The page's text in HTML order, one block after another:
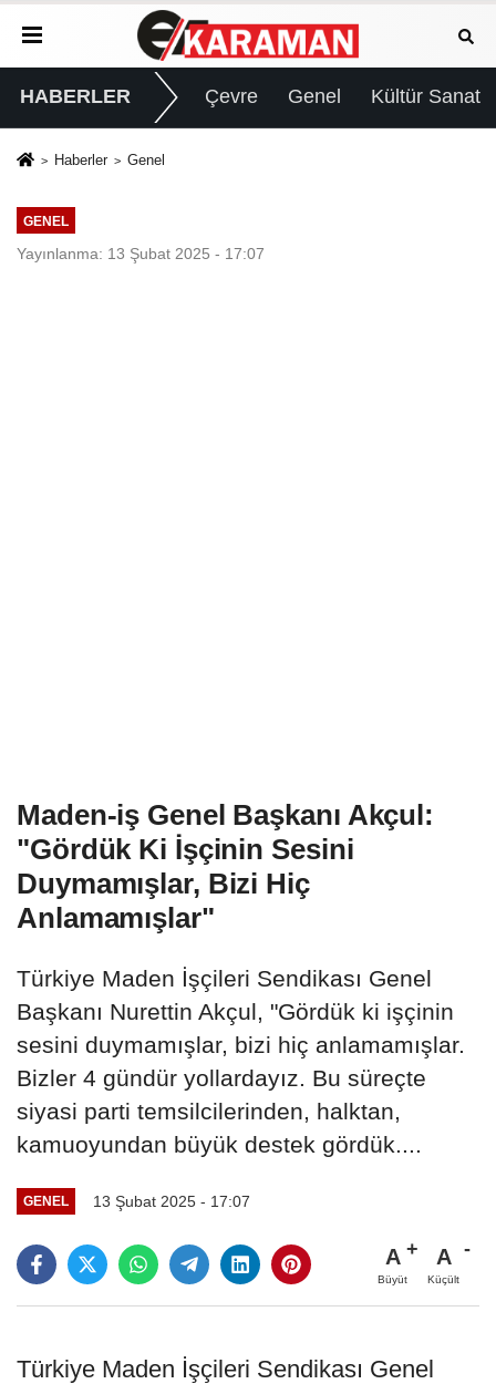
HABERLER Çevre Genel Kültür Sanat
Haberler Genel
GENEL
Yayınlanma: 13 Şubat 2025 - 17:07
Maden-iş Genel Başkanı Akçul:
"Gördük Ki İşçinin Sesini
Duymamışlar, Bizi Hiç
Anlamamışlar"
Türkiye Maden İşçileri Sendikası Genel
Başkanı Nurettin Akçul, "Gördük ki işçinin
sesini duymamışlar, bizi hiç anlamamışlar.
Bizler 4 gündür yollardayız. Bu süreçte
siyasi parti temsilcilerinden, halktan,
kamuoyundan büyük destek gördük....
GENEL 13 Şubat 2025 - 17:07
A
Büyüt
A
Küçült
Türkiye Maden İşçileri Sendikası Genel